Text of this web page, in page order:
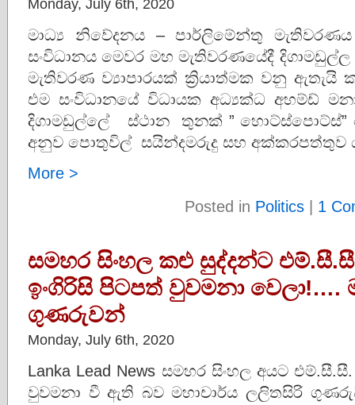
Monday, July 6th, 2020
මාධ්‍ය නිවේදනය – පාර්ලිමේන්තු
සංවිධානය මෙවර මහ මැතිවරණයේදී
මැතිවරණ ව්‍යාපාරයක් ක්‍රියාත්මක වනු ඇතැයි
එම සංවිධානයේ විධායක අධ්‍යක්ධ අහම්ඩ්
දිගාමඩුල්ලේ ස්ථාන තුනක් ” හොට්ස්පොට්ස්”
අනුව පොතුවිල් සයින්දමරුදු සහ අක්කරපත්තුව
More >
Posted in Politics | 1
සමහර සිංහල කළු සුද්දන්ට
ඉංගිරිසි පිටපත් වුවමනා වෙලා!….
ගුණරුවන්
Monday, July 6th, 2020
Lanka Lead News සමහර සිංහල අයට
වුවමනා වී ඇති බව මහාචාර්ය ලලිතසිරි